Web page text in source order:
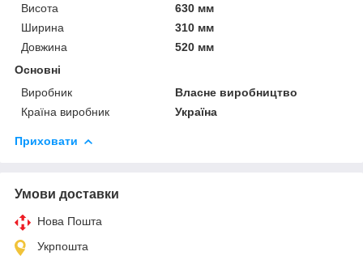
Висота
630 мм
Ширина
310 мм
Довжина
520 мм
Основні
Виробник
Власне виробництво
Країна виробник
Україна
Приховати
Умови доставки
Нова Пошта
Укрпошта